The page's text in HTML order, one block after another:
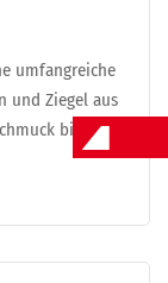
umfangreiche
und Ziegel aus
bis zu